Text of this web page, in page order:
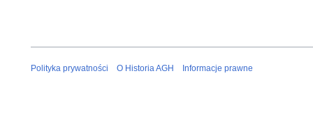
Polityka prywatności O Historia AGH Informacje prawne